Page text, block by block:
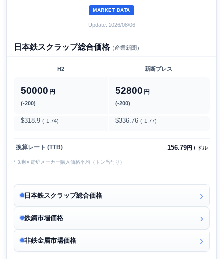
MARKET DATA
Update: 2026/08/06
日本鉄スクラップ総合価格（産業新聞）
H2 新断プレス
50000 円
(-200)
52800 円
(-200)
$318.9 (-1.74) $336.76 (-1.77)
換算レート (TTB) 156.79円 / ドル
* 3地区電炉メーカー購入価格平均（トン当たり）
日本鉄スクラップ総合価格
鉄鋼市場価格
非鉄金属市場価格